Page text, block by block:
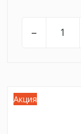
–
Акция